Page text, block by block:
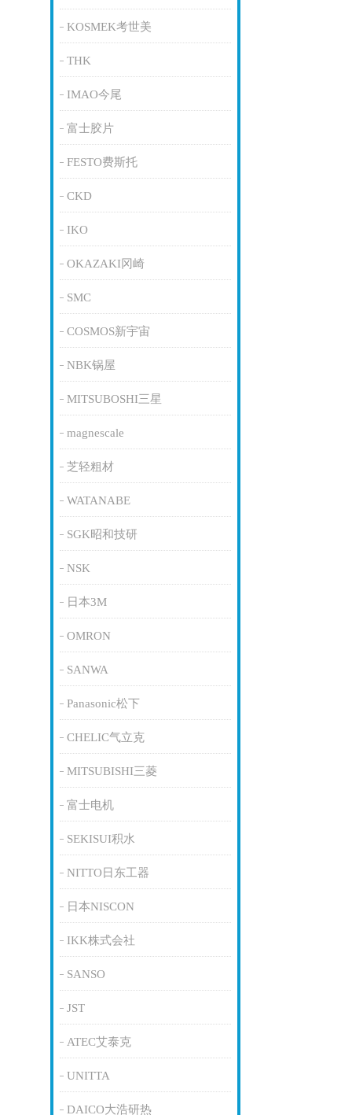
KOSMEK考世美
THK
IMAO今尾
富士胶片
FESTO费斯托
CKD
IKO
OKAZAKI冈崎
SMC
COSMOS新宇宙
NBK锅屋
MITSUBOSHI三星
magnescale
芝轻粗材
WATANABE
SGK昭和技研
NSK
日本3M
OMRON
SANWA
Panasonic松下
CHELIC气立克
MITSUBISHI三菱
富士电机
SEKISUI积水
NITTO日东工器
日本NISCON
IKK株式会社
SANSO
JST
ATEC艾泰克
UNITTA
DAICO大浩研热